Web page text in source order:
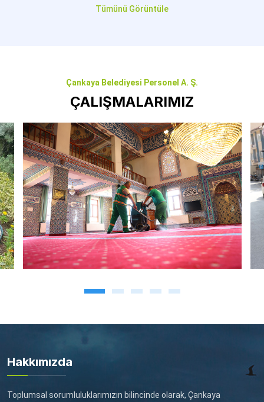
Tümünü Görüntüle
Çankaya Belediyesi Personel A. Ş.
ÇALIŞMALARIMIZ
Hakkımızda
Toplumsal sorumluluklarımızın bilincinde olarak, Çankaya